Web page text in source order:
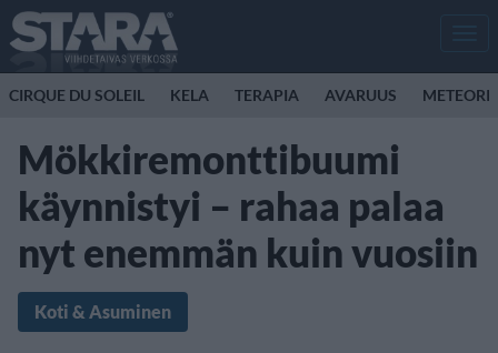
CIRQUE DU SOLEIL KELA TERAPIA AVARUUS METEORI
Mökkiremonttibuumi
käynnistyi – rahaa palaa
nyt enemmän kuin vuosiin
Koti & Asuminen